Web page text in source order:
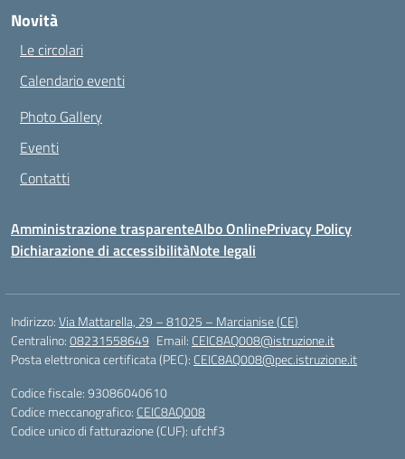
Novità
Le circolari
Calendario eventi
Photo Gallery
Eventi
Contatti
Amministrazione trasparenteAlbo OnlinePrivacy Policy
Dichiarazione di accessibilitàNote legali
Indirizzo:Via Mattarella, 29 – 81025 – Marcianise (CE)
Centralino:08231558649 Email: CEIC8AQ008@istruzione.it
Posta elettronica certificata (PEC): CEIC8AQ008@pec.istruzione.it
Codice fiscale: 93086040610
Codice meccanografico: CEIC8AQ008
Codice unico di fatturazione (CUF): ufchf3